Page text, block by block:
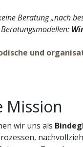
Beratung „nach
und
Mission
wir uns als